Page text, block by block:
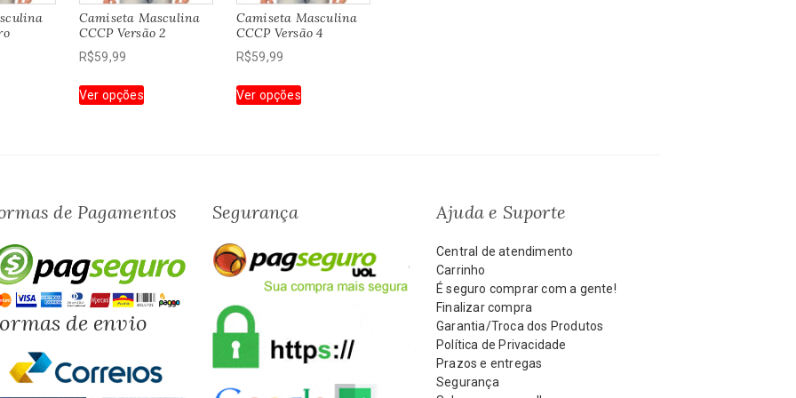
Camiseta Masculina
CCCP Versão 2
R$59,99
Ver opçõesproduto
podem
escolhidas
na
página
Camiseta Masculina
CCCP Versão 4
R$59,99
Ver opçõesproduto
escolhidas
página
de Pagamentos
de envio
Segurança Ajuda e Suporte
Central de atendimento
Carrinho
É seguro comprar com a gente!
Finalizar compra
Garantia/Troca dos Produtos
Política de Privacidade
Prazos e entregas
Segurança